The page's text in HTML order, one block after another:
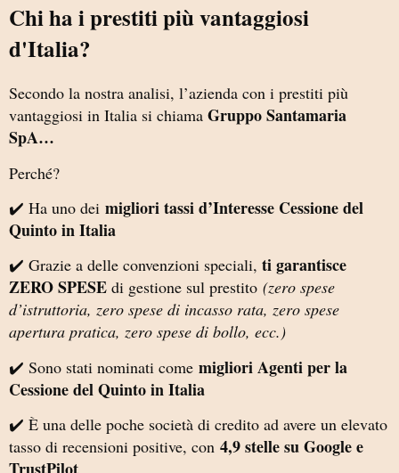
Chi ha i prestiti più vantaggiosi
d'Italia?
Secondo la nostra analisi, l’azienda con i prestiti più
vantaggiosi in Italia si chiama Gruppo Santamaria
SpA…
Perché?
✔️ Ha uno dei migliori tassi d’Interesse Cessione del
Quinto in Italia
✔️ Grazie a delle convenzioni speciali, ti garantisce
ZERO SPESE di gestione sul prestito (zero spese
d’istruttoria, zero spese di incasso rata, zero spese
apertura pratica, zero spese di bollo, ecc.)
✔️ Sono stati nominati come migliori Agenti per la
Cessione del Quinto in Italia
✔️ È una delle poche società di credito ad avere un elevato
tasso di recensioni positive, con 4,9 stelle su Google e